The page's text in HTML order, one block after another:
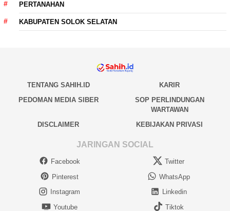
PERTANAHAN
KABUPATEN SOLOK SELATAN
TENTANG SAHIH.ID
KARIR
PEDOMAN MEDIA SIBER
SOP PERLINDUNGAN
WARTAWAN
DISCLAIMER
KEBIJAKAN PRIVASI
JARINGAN SOCIAL
Facebook
Twitter
Pinterest
WhatsApp
Instagram
Linkedin
Youtube
Tiktok